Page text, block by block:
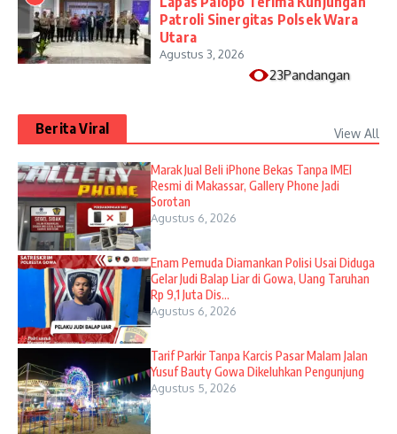
Patroli Sinergitas Polsek Wara
Utara
Agustus 3, 2026
23Pandangan
Berita Viral View All
​Marak Jual Beli iPhone Bekas Tanpa IMEI
Resmi di Makassar, Gallery Phone Jadi
Sorotan
Agustus 6, 2026
Enam Pemuda Diamankan Polisi Usai Diduga
Gelar Judi Balap Liar di Gowa, Uang Taruhan
Rp 9,1 Juta Dis...
Agustus 6, 2026
Tarif Parkir Tanpa Karcis Pasar Malam Jalan
Yusuf Bauty Gowa Dikeluhkan Pengunjung
Agustus 5, 2026